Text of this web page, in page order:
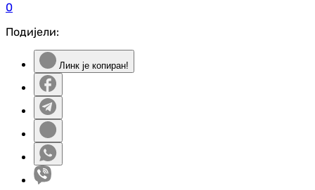
0
Подијели:
Линк је копиран!